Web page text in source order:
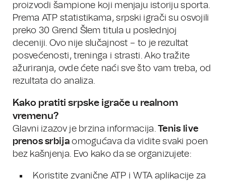
proizvodi šampione koji menjaju istoriju sporta.
Prema ATP statistikama, srpski igrači su osvojili
preko 30 Grend Šlem titula u poslednjoj
deceniji. Ovo nije slučajnost – to je rezultat
posvećenosti, treninga i strasti. Ako tražite
ažuriranja, ovde ćete naći sve što vam treba, od
rezultata do analiza.
Kako pratiti srpske igrače u realnom
vremenu?
Glavni izazov je brzina informacija.Tenis live
prenos srbijaomogućava da vidite svaki poen
bez kašnjenja. Evo kako da se organizujete:
Koristite zvanične ATP i WTA aplikacije za